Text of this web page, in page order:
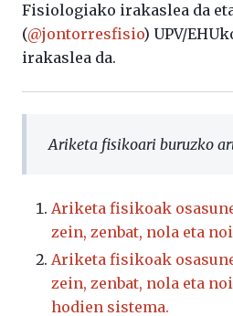
Fisiologiako irakaslea da
(@jontorresfisio) UPV/
irakaslea da.
Ariketa fisikoari buruzko
Ariketa fisikoak
zein, zenbat, nola eta
Ariketa fisikoak
zein, zenbat, nola eta
hodien sistema.